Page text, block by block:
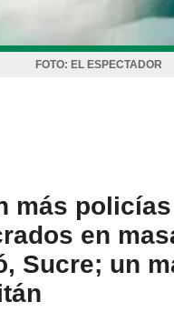
FOTO: EL ESPECTADOR
más policías
en
Sucre; un